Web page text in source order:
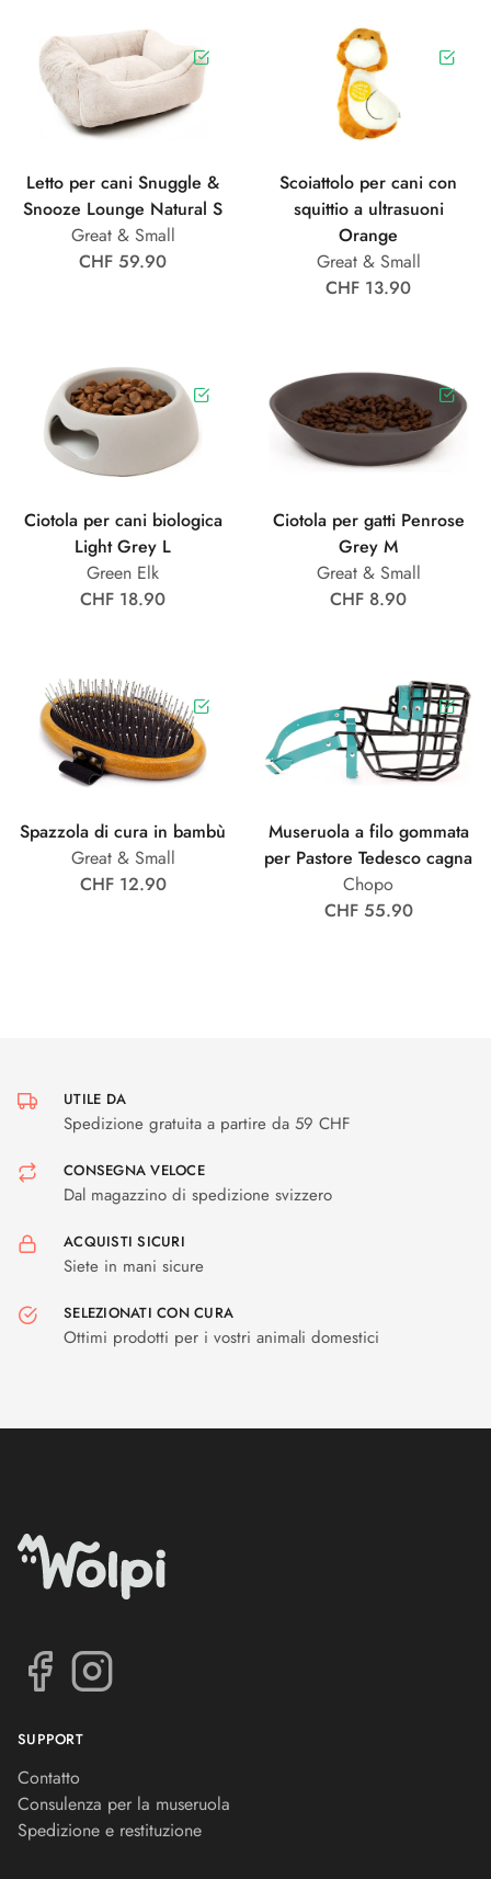
Letto per cani Snuggle &
Snooze Lounge Natural S
Great & Small
CHF 59.90
Scoiattolo per cani con
squittio a ultrasuoni
Orange
Great & Small
CHF 13.90
Ciotola per cani biologica
Light Grey L
Green Elk
CHF 18.90
Ciotola per gatti Penrose
Grey M
Great & Small
CHF 8.90
Spazzola di cura in bambù
Great & Small
CHF 12.90
Museruola a filo gommata
per Pastore Tedesco cagna
Chopo
CHF 55.90
UTILE DA
Spedizione gratuita a partire da 59 CHF
CONSEGNA VELOCE
Dal magazzino di spedizione svizzero
ACQUISTI SICURI
Siete in mani sicure
SELEZIONATI CON CURA
Ottimi prodotti per i vostri animali domestici
SUPPORT
Contatto
Consulenza per la museruola
Spedizione e restituzione